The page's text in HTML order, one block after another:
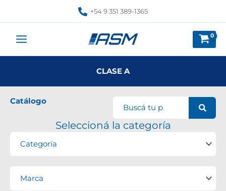
+54 9 351 389-1365
CLASE A
Catálogo
Seleccioná la categoría